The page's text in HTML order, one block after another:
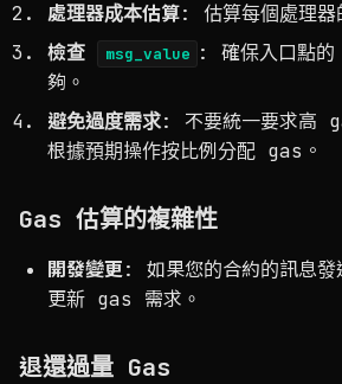
處理器成本估算: 估算每個處理器
檢查
msg_value : 確保入口點的
夠。
避免過度需求: 不要統一要求高
根據預期操作按比例分配 gas。
Gas 估算的複雜性
開發變更: 如果您的合約的訊息
更新 gas 需求。
退還過量 Gas